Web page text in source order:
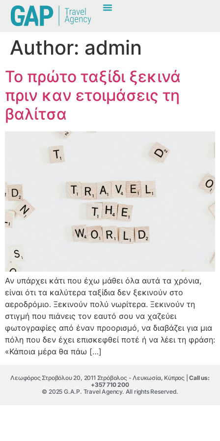
content
Author: admin
Το πρώτο ταξίδι ξεκινά
πριν καν ετοιμάσεις τη
βαλίτσα
Αν υπάρχει κάτι που έχω μάθει όλα αυτά τα χρόνια,
είναι ότι τα καλύτερα ταξίδια δεν ξεκινούν στο
αεροδρόμιο. Ξεκινούν πολύ νωρίτερα. Ξεκινούν τη
στιγμή που πιάνεις τον εαυτό σου να χαζεύει
φωτογραφίες από έναν προορισμό, να διαβάζει για μια
πόλη που δεν έχει επισκεφθεί ποτέ ή να λέει τη φράση:
«Κάποια μέρα θα πάω […]
© 2025 G.A.P. Travel Agency. All rights Reserved.
Λεωφόρος Στροβόλου 20, 2011 Στρόβολος - Λευκωσία, Κύπρος |Call us:
+357 710 200